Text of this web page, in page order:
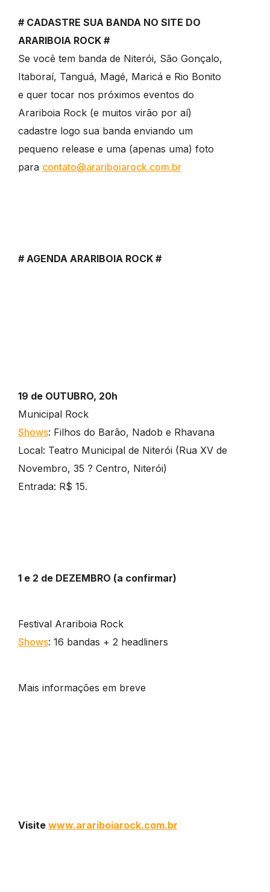
# CADASTRE SUA BANDA NO SITE DO
ARARIBOIA ROCK #
Se você tem banda de Niterói, São Gonçalo,
Itaboraí, Tanguá, Magé, Maricá e Rio Bonito
e quer tocar nos próximos eventos do
Arariboia Rock (e muitos virão por aí)
cadastre logo sua banda enviando um
pequeno release e uma (apenas uma) foto
para contato@arariboiarock.com.br
# AGENDA ARARIBOIA ROCK #
19 de OUTUBRO, 20h
Municipal Rock
Shows: Filhos do Barão, Nadob e Rhavana
Local: Teatro Municipal de Niterói (Rua XV de
Novembro, 35 ? Centro, Niterói)
Entrada: R$ 15.
1 e 2 de DEZEMBRO (a confirmar)
Festival Arariboia Rock
Shows: 16 bandas + 2 headliners
Mais informações em breve
Visite www.arariboiarock.com.br